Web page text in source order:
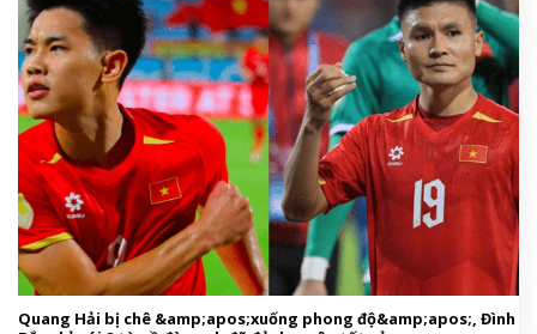
Quang Hải bị chê &amp;apos;xuống phong độ&amp;apos;, Đình